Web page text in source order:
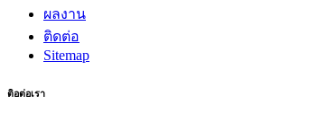
ผลงาน
ติดต่อ
Sitemap
ติอต่อเรา